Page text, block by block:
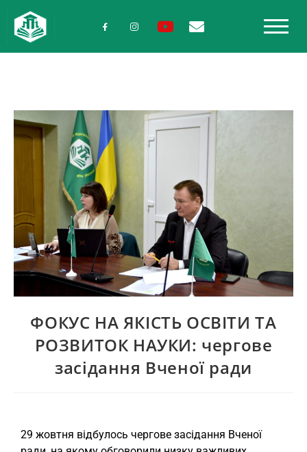
ФОКУС НА ЯКІСТЬ ОСВІТИ ТА
РОЗВИТОК НАУКИ: чергове
засідання Вченої ради
29 жовтня відбулось чергове засідання Вченої